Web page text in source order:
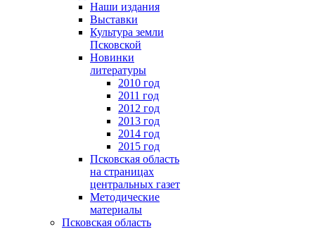
Наши издания
Выставки
Культура земли
Псковской
Новинки
литературы
2010 год
2011 год
2012 год
2013 год
2014 год
2015 год
Псковская область
на страницах
центральных газет
Методические
материалы
Псковская область